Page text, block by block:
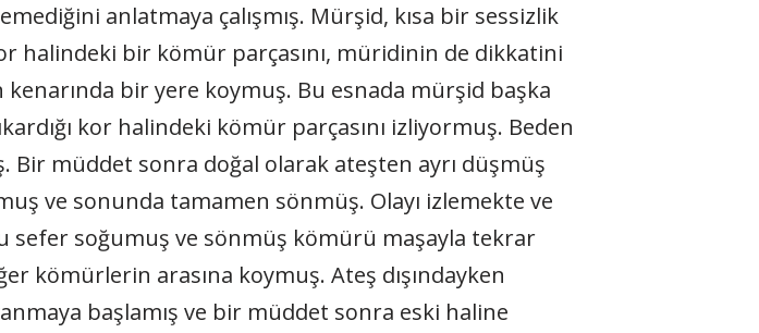
anlatmaya çalışmış. Mürşid, kısa bir sessizlik
halindeki bir kömür parçasını, müridinin de dikkatini
kenarında bir yere koymuş. Bu esnada mürşid başka
kor halindeki kömür parçasını izliyormuş. Beden
Bir müddet sonra doğal olarak ateşten ayrı düşmüş
ve sonunda tamamen sönmüş. Olayı izlemekte ve
sefer soğumuş ve sönmüş kömürü maşayla tekrar
kömürlerin arasına koymuş. Ateş dışındayken
başlamış ve bir müddet sonra eski haline